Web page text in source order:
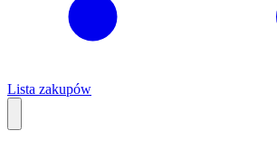
Lista zakupów